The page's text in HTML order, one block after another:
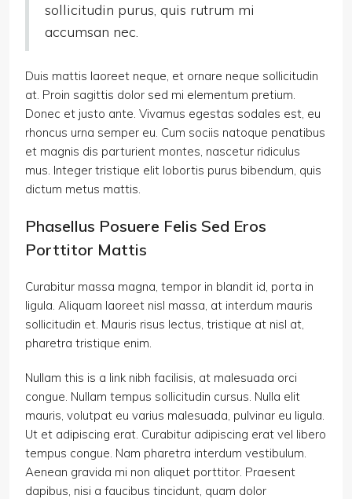
sollicitudin purus, quis rutrum mi
accumsan nec.
Duis mattis laoreet neque, et ornare neque sollicitudin
at. Proin sagittis dolor sed mi elementum pretium.
Donec et justo ante. Vivamus egestas sodales est, eu
rhoncus urna semper eu. Cum sociis natoque penatibus
et magnis dis parturient montes, nascetur ridiculus
mus. Integer tristique elit lobortis purus bibendum, quis
dictum metus mattis.
Phasellus Posuere Felis Sed Eros
Porttitor Mattis
Curabitur massa magna, tempor in blandit id, porta in
ligula. Aliquam laoreet nisl massa, at interdum mauris
sollicitudin et. Mauris risus lectus, tristique at nisl at,
pharetra tristique enim.
Nullam this is a link nibh facilisis, at malesuada orci
congue. Nullam tempus sollicitudin cursus. Nulla elit
mauris, volutpat eu varius malesuada, pulvinar eu ligula.
Ut et adipiscing erat. Curabitur adipiscing erat vel libero
tempus congue. Nam pharetra interdum vestibulum.
Aenean gravida mi non aliquet porttitor. Praesent
dapibus, nisi a faucibus tincidunt, quam dolor